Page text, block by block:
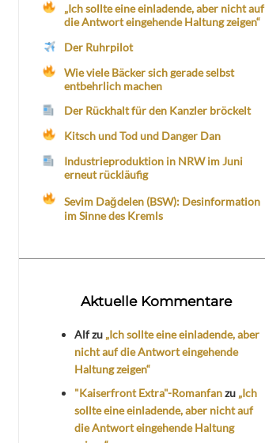
„Ich sollte eine einladende, aber nicht auf
die Antwort eingehende Haltung zeigen“
Der Ruhrpilot
Wie viele Bäcker sich gerade selbst
entbehrlich machen
Der Rückhalt für den Kanzler bröckelt
Kitsch und Tod und Danger Dan
Industrieproduktion in NRW im Juni
erneut rückläufig
Sevim Dağdelen (BSW): Desinformation
im Sinne des Kremls
Aktuelle Kommentare
Alfzu „Ich sollte eine einladende, aber
nicht auf die Antwort eingehende
Haltung zeigen“
"Kaiserfront Extra"-Romanfanzu „Ich
sollte eine einladende, aber nicht auf
die Antwort eingehende Haltung